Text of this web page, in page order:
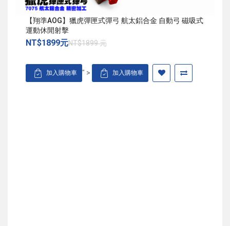
【翔準AOG】獵虎彈匣式彈弓 航太鋁合金 自動弓 磁吸式
運動休閒射擊
NT$1899元NT$1899 元
加入購物車 " > 加入購物車